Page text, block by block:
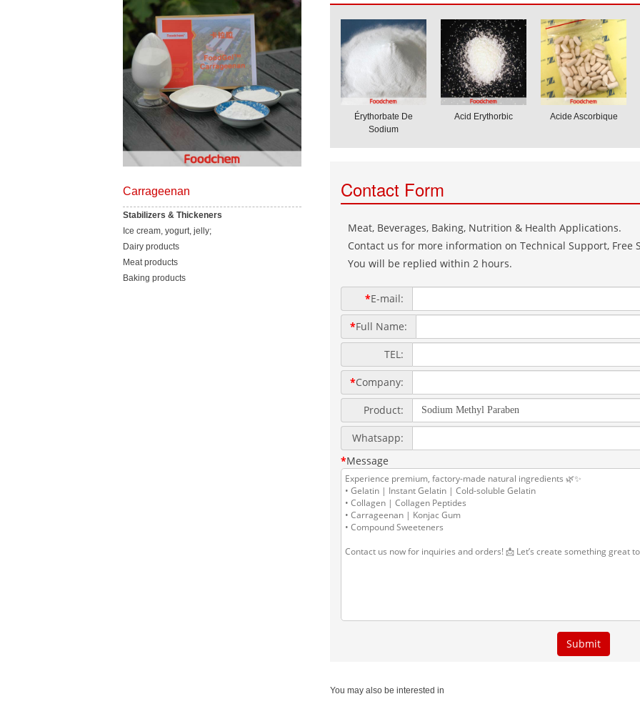
Carrageenan
Stabilizers & Thickeners
Ice cream, yogurt, jelly;
Dairy products
Meat products
Baking products
Érythorbate De
Sodium
Acid Erythorbic Acide Ascorbique
You may also be interested in